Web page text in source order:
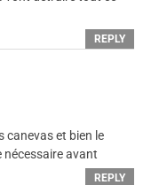
REPLY
canevas et bien le
nécessaire avant
REPLY